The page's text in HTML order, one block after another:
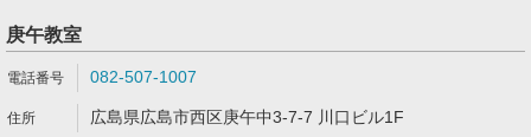
庚午教室
082-507-1007
広島県広島市西区庚午中3-7-7 川口ビル1F